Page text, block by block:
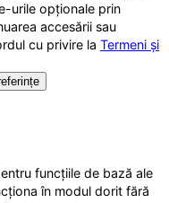
urile opționale prin
accesării sau
cu privire la Termeni și
funcțiile de bază ale
în modul dorit fără